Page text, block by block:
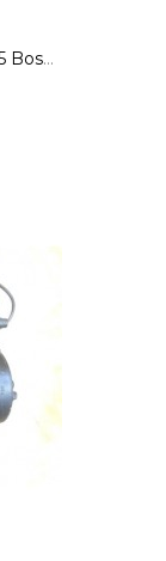
Anlasser Starter VW Bora 2,3i V5 Bosch 0001125009 02A911023S